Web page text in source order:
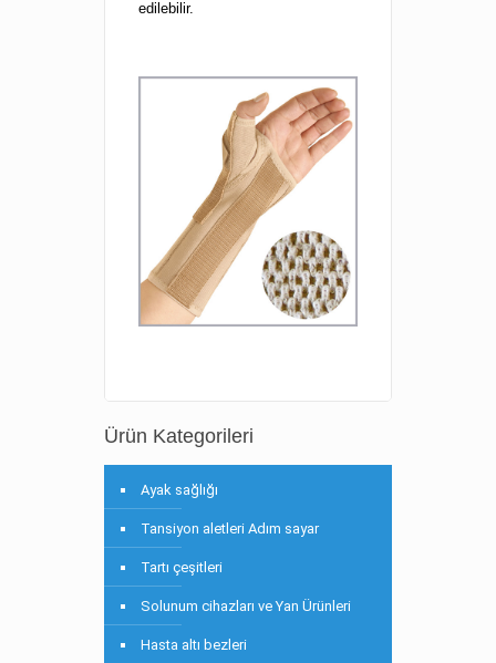
edilebilir.
Ürün Kategorileri
Ayak sağlığı
Tansiyon aletleri Adım sayar
Tartı çeşitleri
Solunum cihazları ve Yan Ürünleri
Hasta altı bezleri